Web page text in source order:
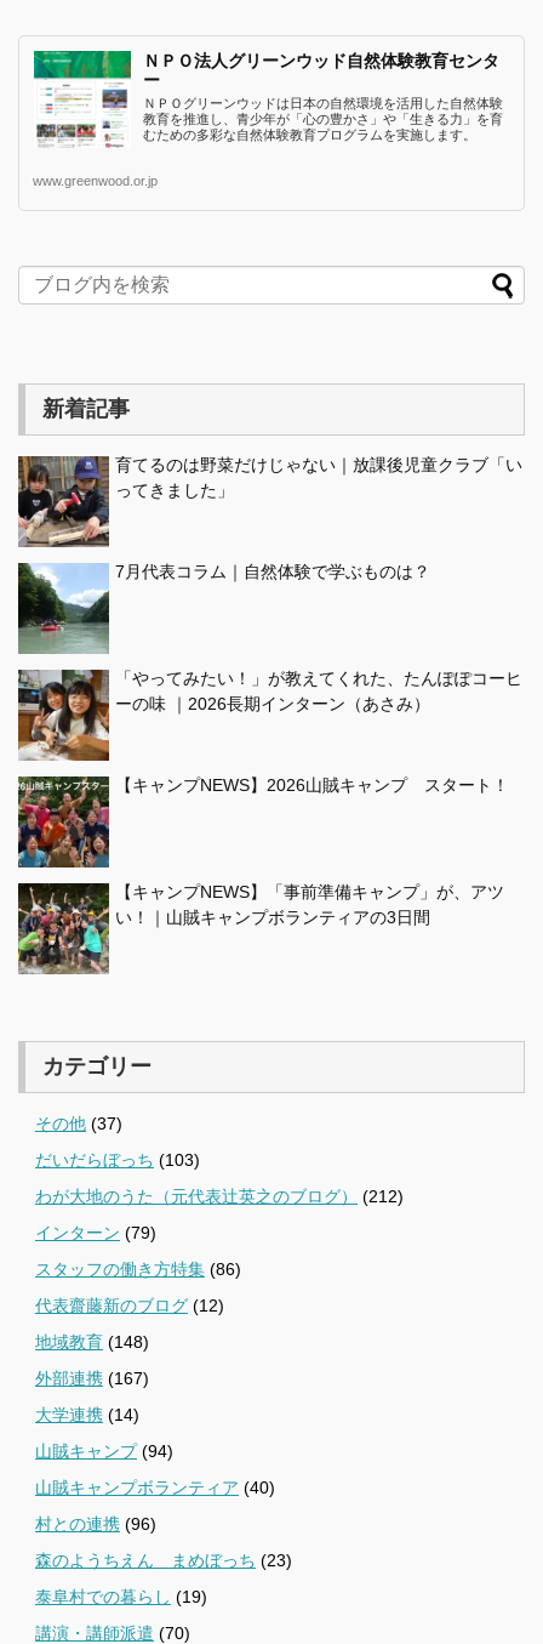
ＮＰＯ法人グリーンウッド自然体験教育センタ
ー
ＮＰＯグリーンウッドは日本の自然環境を活用した自然体験
教育を推進し、青少年が「心の豊かさ」や「生きる力」を育
むための多彩な自然体験教育プログラムを実施します。
www.greenwood.or.jp
新着記事
育てるのは野菜だけじゃない｜放課後児童クラブ「い
ってきました」
7月代表コラム｜自然体験で学ぶものは？
「やってみたい！」が教えてくれた、たんぽぽコーヒ
ーの味 ｜2026長期インターン（あさみ）
【キャンプNEWS】2026山賊キャンプ スタート！
【キャンプNEWS】「事前準備キャンプ」が、アツ
い！｜山賊キャンプボランティアの3日間
カテゴリー
その他 (37)
だいだらぼっち (103)
わが大地のうた（元代表辻英之のブログ）
(212)
インターン (79)
スタッフの働き方特集 (86)
代表齋藤新のブログ (12)
地域教育 (148)
外部連携 (167)
大学連携 (14)
山賊キャンプ(94)
山賊キャンプボランティア (40)
村との連携 (96)
森のようちえん まめぼっち (23)
泰阜村での暮らし (19)
講演・講師派遣 (70)